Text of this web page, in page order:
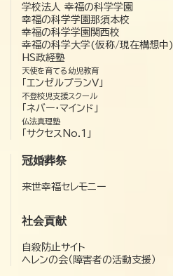
学校法人 幸福の科学学園
幸福の科学学園那須本校
幸福の科学学園関西校
幸福の科学大学(仮称/現在構想中)
HS政経塾
天使を育てる幼児教育
「エンゼルプランV」
不登校児支援スクール
「ネバー・マインド」
仏法真理塾
「サクセスNo.1」
冠婚葬祭
来世幸福セレモニー
社会貢献
自殺防止サイト
ヘレンの会（障害者の活動支援）